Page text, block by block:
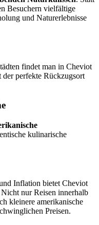
Besuchern vielfältige
und Naturerlebnisse
findet man in Cheviot
der perfekte Rückzugsort
kulinarische
Inflation bietet Cheviot
Nicht nur Reisen innerhalb
kleinere amerikanische
Preisen.